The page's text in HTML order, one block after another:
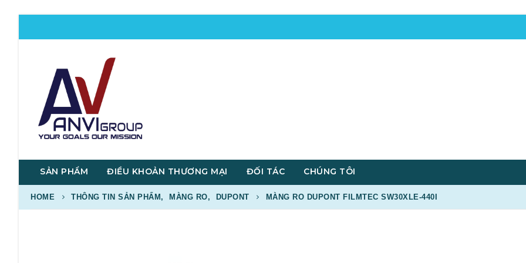
SẢN PHẨM ĐIỀU KHOẢN THƯƠNG MẠI ĐỐI TÁC CHÚNG TÔI
HOME THÔNG TIN SẢN PHẨM, MÀNG RO, DUPONT MÀNG RO DUPONT FILMTEC SW30XLE-440I